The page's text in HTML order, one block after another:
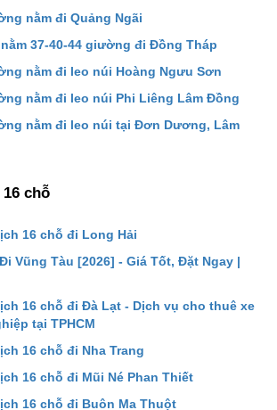
nằm đi Quảng Ngãi
37-40-44 giường đi Đồng Tháp
nằm đi leo núi Hoàng Ngưu Sơn
nằm đi leo núi Phi Liêng Lâm Đồng
nằm đi leo núi tại Đơn Dương, Lâm
chỗ
16 chỗ đi Long Hải
Vũng Tàu [2026] - Giá Tốt, Đặt Ngay |
16 chỗ đi Đà Lạt - Dịch vụ cho thuê xe
tại TPHCM
16 chỗ đi Nha Trang
16 chỗ đi Mũi Né Phan Thiết
16 chỗ đi Buôn Ma Thuột